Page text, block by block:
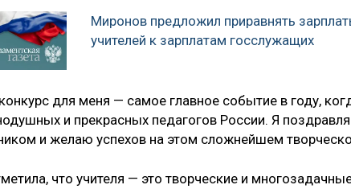
Миронов предложил приравнять
учителей к зарплатам госслужащих
для меня — самое главное событие в году,
и прекрасных педагогов России. Я
и желаю успехов на этом сложнейшем
что учителя — это творческие и